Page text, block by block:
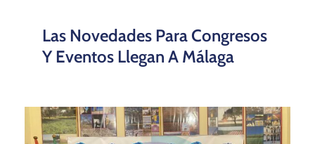
Las Novedades Para Congresos
Y Eventos Llegan A Málaga